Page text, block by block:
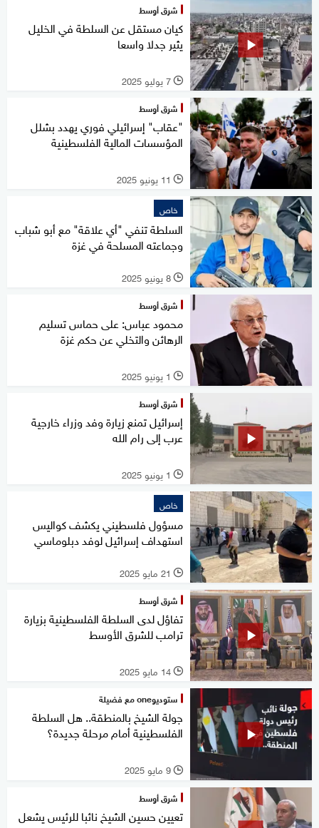
شرق أوسط
كيان مستقل عن السلطة في الخليل
يثير جدلا واسعا
l 7 يوليو 2025
شرق أوسط
"عقاب" إسرائيلي فوري يهدد بشلل
المؤسسات المالية الفلسطينية
l 11 يونيو 2025
خاص
السلطة تنفي "أي علاقة" مع أبو شباب
وجماعته المسلحة في غزة
l 8 يونيو 2025
شرق أوسط
محمود عباس: على حماس تسليم
الرهائن والتخلي عن حكم غزة
l 1 يونيو 2025
شرق أوسط
إسرائيل تمنع زيارة وفد وزراء خارجية
عرب إلى رام الله
l 1 يونيو 2025
خاص
مسؤول فلسطيني يكشف كواليس
استهداف إسرائيل لوفد دبلوماسي
l 21 مايو 2025
شرق أوسط
تفاؤل لدى السلطة الفلسطينية بزيارة
ترامب للشرق الأوسط
l 14 مايو 2025
ستوديوone مع فضيلة
جولة الشيخ بالمنطقة.. هل السلطة
الفلسطينية أمام مرحلة جديدة؟
l 9 مايو 2025
شرق أوسط
تعيين حسين الشيخ نائبا للرئيس يشعل